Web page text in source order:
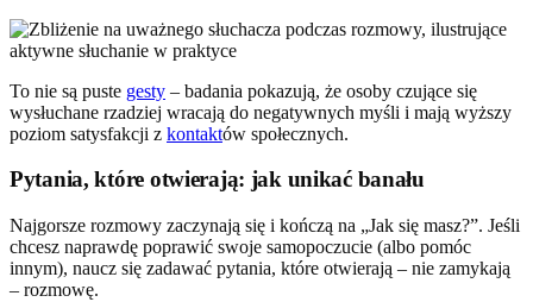
To nie są puste gesty – badania pokazują, że osoby czujące się
wysłuchane rzadziej wracają do negatywnych myśli i mają wyższy
poziom satysfakcji z kontaktów społecznych.
Pytania, które otwierają: jak unikać banału
Najgorsze rozmowy zaczynają się i kończą na „Jak się masz?”. Jeśli
chcesz naprawdę poprawić swoje samopoczucie (albo pomóc
innym), naucz się zadawać pytania, które otwierają – nie zamykają
– rozmowę.